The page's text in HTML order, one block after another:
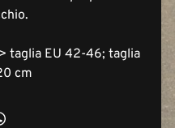
taglia EU 42-46; taglia
cm